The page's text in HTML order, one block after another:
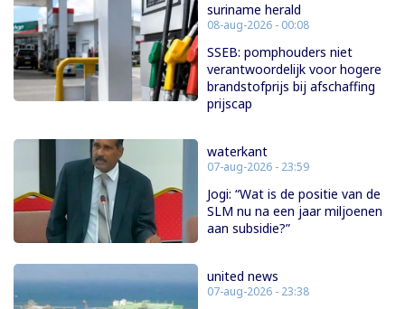
suriname herald
08-aug-2026 - 00:08
SSEB: pomphouders niet
verantwoordelijk voor hogere
brandstofprijs bij afschaffing
prijscap
waterkant
07-aug-2026 - 23:59
Jogi: “Wat is de positie van de
SLM nu na een jaar miljoenen
aan subsidie?”
united news
07-aug-2026 - 23:38